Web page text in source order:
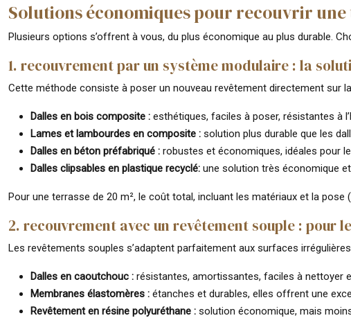
Solutions économiques pour recouvrir une
Plusieurs options s’offrent à vous, du plus économique au plus durable.
1. recouvrement par un système modulaire : la
Cette méthode consiste à poser un nouveau revêtement directement sur
Dalles en bois composite : esthétiques, faciles à poser, résistantes à
Lames et lambourdes en composite : solution plus durable que les
Dalles en béton préfabriqué : robustes et économiques, idéales pour
Dalles clipsables en plastique recyclé: une solution très économique
Pour une terrasse de 20 m², le coût total, incluant les matériaux et la
2. recouvrement avec un revêtement souple : pour
Les revêtements souples s’adaptent parfaitement aux surfaces
Dalles en caoutchouc : résistantes, amortissantes, faciles à nettoyer
Membranes élastomères : étanches et durables, elles offrent une
Revêtement en résine polyuréthane : solution économique, mais